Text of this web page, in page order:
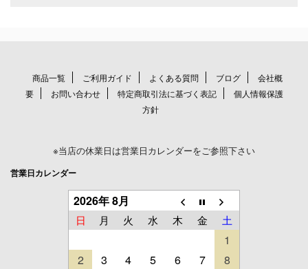
商品一覧 ご利用ガイド よくある質問 ブログ
会社概
要
お問い合わせ 特定商取引法に基づく表記
個人情報保護
方針
※当店の休業日は営業日カレンダーをご参照下さい
営業日カレンダー
2026年 8月
日 月 火 水 木 金 土
1
2
3 4 5 6 7
8